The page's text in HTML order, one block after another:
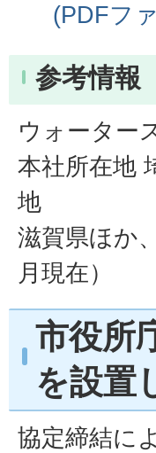
(PDFフ
参考情報
ウォーター
本社所在地
地
滋賀県ほか
月現在）
市役所
を設置
協定締結に